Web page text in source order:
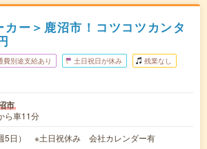
カー＞鹿沼市！コツコツカンタ
費別途支給あり 土日祝日が休み 残業なし
市
ら車11分
5日） ※土日祝休み 会社カレンダー有